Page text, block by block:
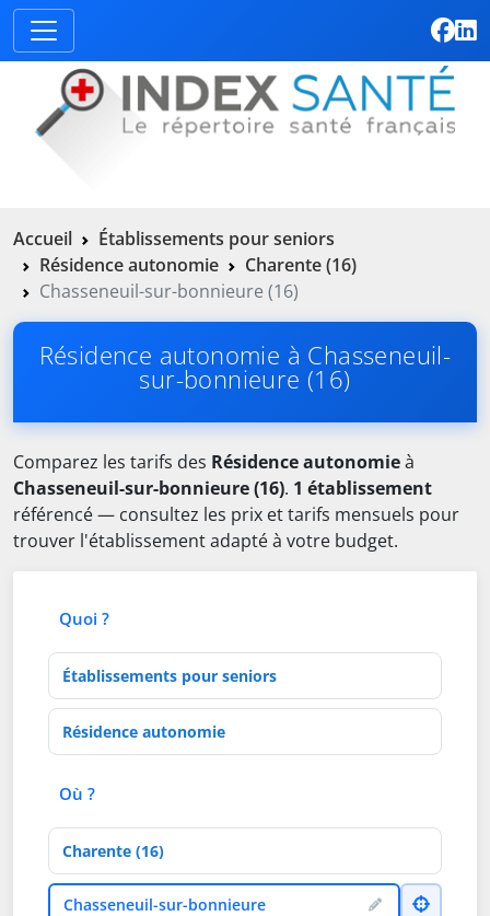
Accueil
Établissements pour seniors
Résidence autonomie
Charente (16)
Chasseneuil-sur-bonnieure (16)
Résidence autonomie à Chasseneuil-
sur-bonnieure (16)
Comparez les tarifs des Résidence autonomieà
Chasseneuil-sur-bonnieure (16). 1 établissement
référencé — consultez les prix et tarifs mensuels pour
trouver l'établissement adapté à votre budget.
Quoi ?
Type d'établissement
Activités de soins
Où ?
Département
VilleChasseneuil-sur-bonnieure